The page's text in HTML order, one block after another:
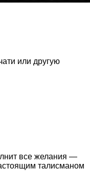
или другую
все желания —
талисманом